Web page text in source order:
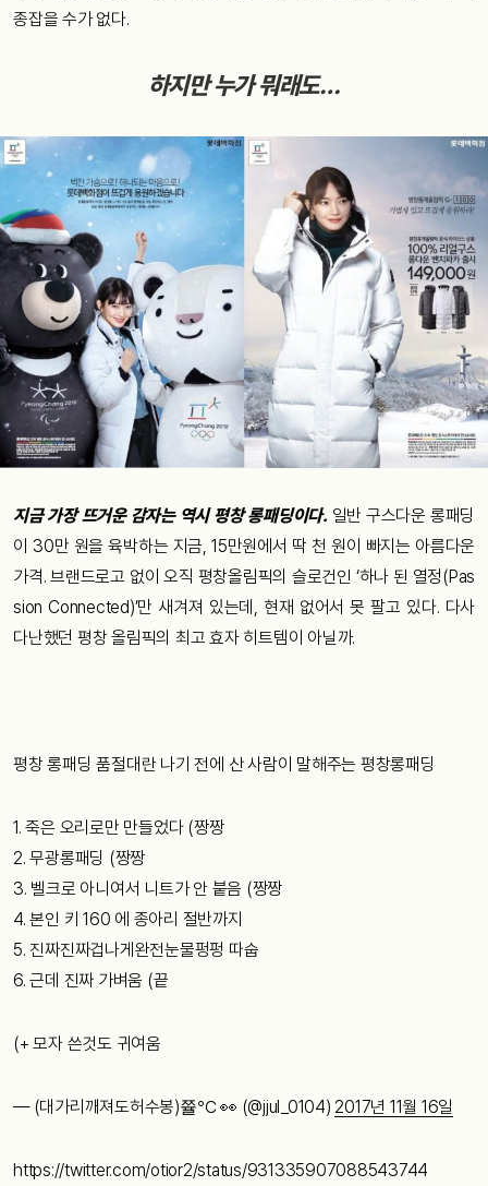
종잡을 수가 없다.
하지만 누가 뭐래도…
지금 가장 뜨거운 감자는 역시 평창 롱패딩이다. 일반 구스다운 롱패딩
이 30만 원을 육박하는 지금, 15만원에서 딱 천 원이 빠지는 아름다운
가격. 브랜드로고 없이 오직 평창올림픽의 슬로건인 ‘하나 된 열정(Pas
sion Connected)’만 새겨져 있는데, 현재 없어서 못 팔고 있다. 다사
다난했던 평창 올림픽의 최고 효자 히트템이 아닐까.
평창 롱패딩 품절대란 나기 전에 산 사람이 말해주는 평창롱패딩
1. 죽은 오리로만 만들었다 (짱짱
2. 무광롱패딩 (짱짱
3. 벨크로 아니여서 니트가 안 붙음 (짱짱
4. 본인 키 160 에 종아리 절반까지
5. 진짜진짜겁나게완전눈물펑펑 따숩
6. 근데 진짜 가벼움 (끝
(+ 모자 쓴것도 귀여움
— (대가리깨져도허수봉)쯀℃ 👀 (@jjul_0104)2017년 11월 16일
https://twitter.com/otior2/status/931335907088543744